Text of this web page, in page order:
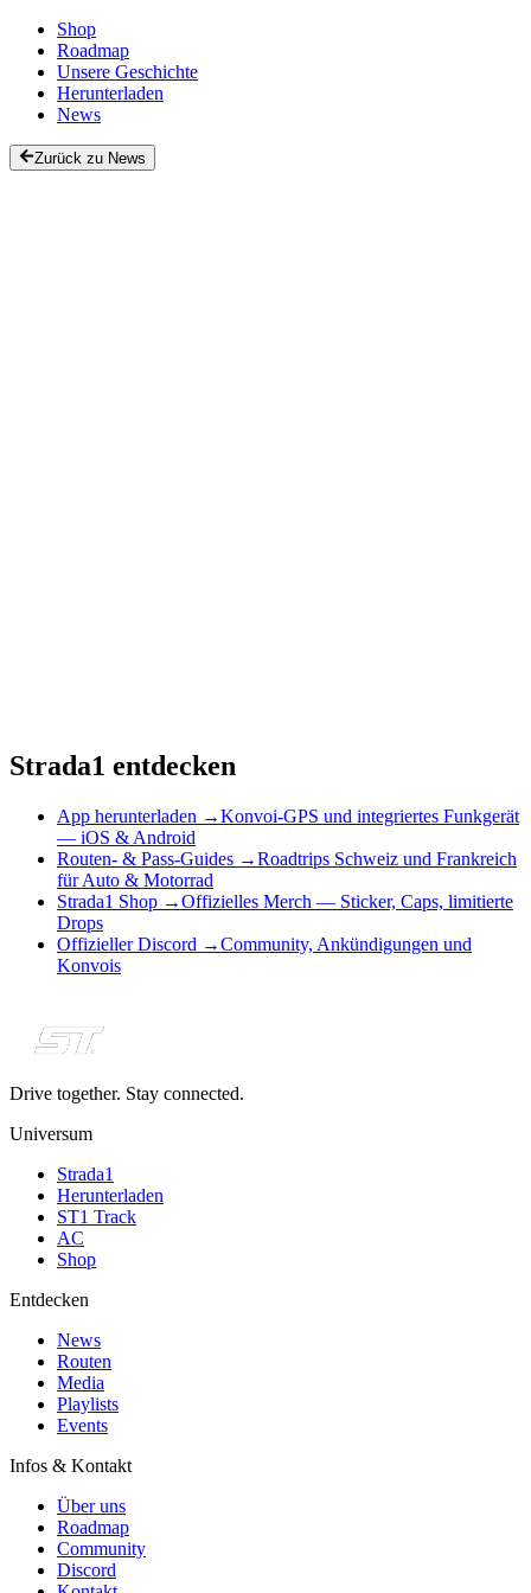
Shop
Roadmap
Unsere Geschichte
Herunterladen
News
Zurück zu News
Strada1 entdecken
App herunterladen →Konvoi-GPS und integriertes Funkgerät
— iOS & Android
Routen- & Pass-Guides →Roadtrips Schweiz und Frankreich
für Auto & Motorrad
Strada1 Shop →Offizielles Merch — Sticker, Caps, limitierte
Drops
Offizieller Discord →Community, Ankündigungen und
Konvois
Drive together. Stay connected.
Universum
Strada1
Herunterladen
ST1 Track
AC
Shop
Entdecken
News
Routen
Media
Playlists
Events
Infos & Kontakt
Über uns
Roadmap
Community
Discord